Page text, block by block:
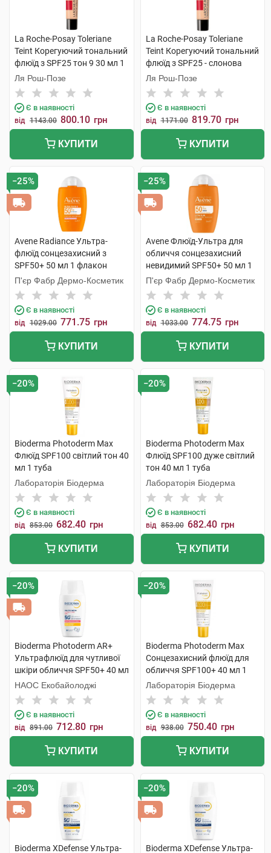
La Roche-Posay Toleriane
Teint Корегуючий тональний
флюїд з SPF25 тон 9 30 мл 1
туба
Ля Рош-Позе
Є в наявності
від 1143.00 800.10 грн
КУПИТИ
La Roche-Posay Toleriane
Teint Корегуючий тональний
флюїд з SPF25 - слонова
кістка 30 мл 1 туба
Ля Рош-Позе
Є в наявності
від 1171.00 819.70 грн
КУПИТИ
−25%
Avene Radiance Ультра-
флюїд сонцезахисний з
SPF50+ 50 мл 1 флакон
П'єр Фабр Дермо-Косметик
Є в наявності
від 1029.00 771.75 грн
КУПИТИ
−25%
Avene Флюїд-Ультра для
обличчя сонцезахисний
невидимий SPF50+ 50 мл 1
флакон
П'єр Фабр Дермо-Косметик
Є в наявності
від 1033.00 774.75 грн
КУПИТИ
−20%
Bioderma Photoderm Max
Флюїд SPF100 світлий тон 40
мл 1 туба
Лабораторія Біодерма
Є в наявності
від 853.00 682.40 грн
КУПИТИ
−20%
Bioderma Photoderm Max
Флюїд SPF100 дуже світлий
тон 40 мл 1 туба
Лабораторія Біодерма
Є в наявності
від 853.00 682.40 грн
КУПИТИ
−20%
Bioderma Photoderm AR+
Ультрафлюїд для чутливої
шкіри обличчя SPF50+ 40 мл
1 флакон
НАОС Екобайолоджі
Є в наявності
від 891.00 712.80 грн
КУПИТИ
−20%
Bioderma Photoderm Max
Сонцезахисний флюїд для
обличчя SPF100+ 40 мл 1
туба
Лабораторія Біодерма
Є в наявності
від 938.00 750.40 грн
КУПИТИ
−20%
Bioderma XDefense Ультра-
−20%
Bioderma XDefense Ультра-